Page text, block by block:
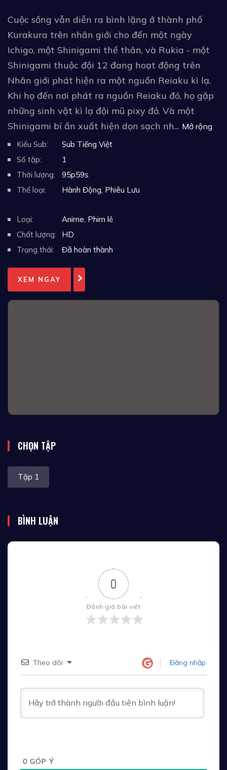
Cuộc sống vẫn diễn ra bình lặng ở thành phố
Kurakura trên nhân giới cho đến một ngày
Ichigo, một Shinigami thế thân, và Rukia - một
Shinigami thuộc đội 12 đang hoạt động trên
Nhân giới phát hiện ra một nguồn Reiaku kì lạ.
Khi họ đến nơi phát ra nguồn Reiaku đó, họ gặp
những sinh vật kì lạ đội mũ pixy đỏ. Và một
Shinigami bí ấn xuất hiện dọn sạch nh... Mở rộng
Kiểu Sub:
Sub Tiếng Việt
Số tập:
1
Thời lượng:
95p59s
Thể loại:
Hành Động, Phiêu Lưu
Loại: Anime, Phim lẻ
Chất lượng:
HD
Trạng thái:
Đã hoàn thành
XEM NGAY
CHỌN TẬP
Tập 1
BÌNH LUẬN
0
Đánh giá bài viết
Theo dõi Đăng nhập
0 GÓP Ý